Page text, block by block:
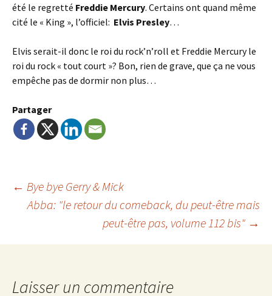
été le regretté Freddie Mercury. Certains ont quand même
cité le « King », l’officiel: Elvis Presley…
Elvis serait-il donc le roi du rock’n’roll et Freddie Mercury le
roi du rock « tout court »? Bon, rien de grave, que ça ne vous
empêche pas de dormir non plus…
Partager
Navigation
← Bye bye Gerry & Mick
Abba: "le retour du comeback, du peut-être mais
peut-être pas, volume 112 bis" →
Laisser un commentaire